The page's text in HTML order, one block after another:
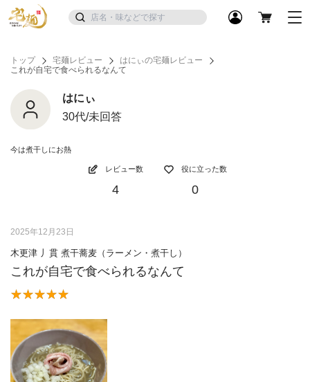
トップ 宅麺レビュー
はにぃの宅麺レビュー
これが自宅で食べられるなんて
はにぃ
30代/未回答
今は煮干しにお熱
レビュー数
4
役に立った数
0
2025年12月23日
木更津 丿貫 煮干蕎麦（ラーメン・煮干し）
これが自宅で食べられるなんて